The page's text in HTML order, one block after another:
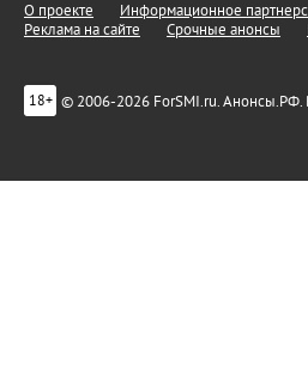
О проекте Информационное
Реклама на сайте
Срочные анонсы
18+ © 2006-2026 ForSMI.ru.